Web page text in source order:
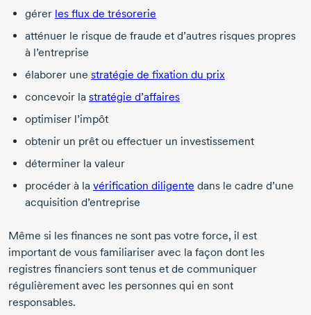
gérer les flux de trésorerie
atténuer le risque de fraude et d’autres risques propres
à l’entreprise
élaborer une stratégie de fixation du prix
concevoir la stratégie d’affaires
optimiser l’impôt
obtenir un prêt ou effectuer un investissement
déterminer la valeur
procéder à la vérification diligente dans le cadre d’une
acquisition d’entreprise
Même si les finances ne sont pas votre force, il est
important de vous familiariser avec la façon dont les
registres financiers sont tenus et de communiquer
régulièrement avec les personnes qui en sont
responsables.